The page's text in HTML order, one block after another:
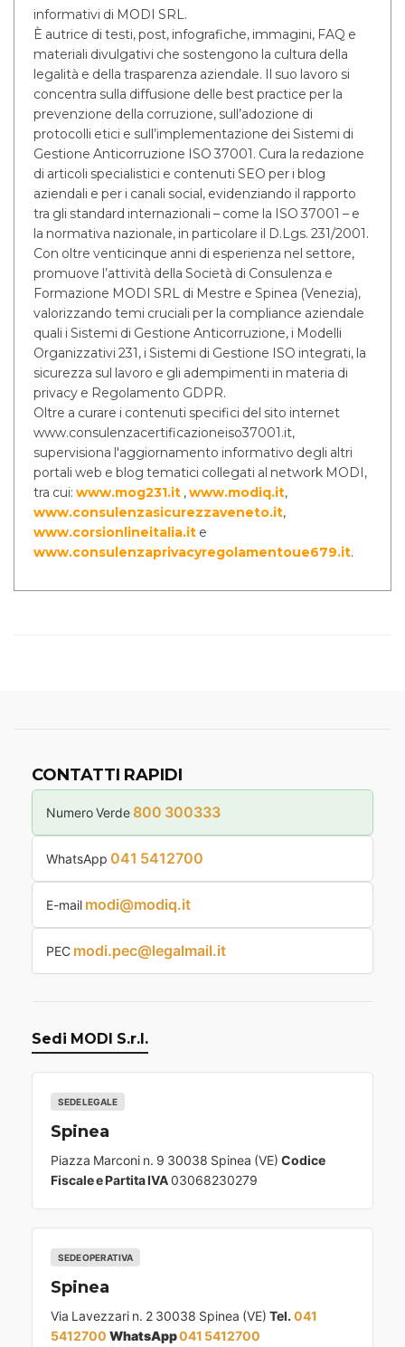
informativi di MODI SRL.
È autrice di testi, post, infografiche, immagini, FAQ e
materiali divulgativi che sostengono la cultura della
legalità e della trasparenza aziendale. Il suo lavoro si
concentra sulla diffusione delle best practice per la
prevenzione della corruzione, sull’adozione di
protocolli etici e sull’implementazione dei Sistemi di
Gestione Anticorruzione ISO 37001. Cura la redazione
di articoli specialistici e contenuti SEO per i blog
aziendali e per i canali social, evidenziando il rapporto
tra gli standard internazionali – come la ISO 37001 – e
la normativa nazionale, in particolare il D.Lgs. 231/2001.
Con oltre venticinque anni di esperienza nel settore,
promuove l’attività della Società di Consulenza e
Formazione MODI SRL di Mestre e Spinea (Venezia),
valorizzando temi cruciali per la compliance aziendale
quali i Sistemi di Gestione Anticorruzione, i Modelli
Organizzativi 231, i Sistemi di Gestione ISO integrati, la
sicurezza sul lavoro e gli adempimenti in materia di
privacy e Regolamento GDPR.
Oltre a curare i contenuti specifici del sito internet
www.consulenzacertificazioneiso37001.it,
supervisiona l'aggiornamento informativo degli altri
portali web e blog tematici collegati al network MODI,
tra cui: www.mog231.it ,www.modiq.it,
www.consulenzasicurezzaveneto.it,
www.corsionlineitalia.it e
www.consulenzaprivacyregolamentoue679.it.
CONTATTI RAPIDI
Numero Verde 800 300333
WhatsApp 041 5412700
E-mail modi@modiq.it
PEC modi.pec@legalmail.it
Sedi MODI S.r.l.
SEDE LEGALE
Spinea
Piazza Marconi n. 9 30038 Spinea (VE) Codice
Fiscale e Partita IVA03068230279
SEDE OPERATIVA
Spinea
Via Lavezzari n. 2 30038 Spinea (VE) Tel. 041
5412700 WhatsApp041 5412700